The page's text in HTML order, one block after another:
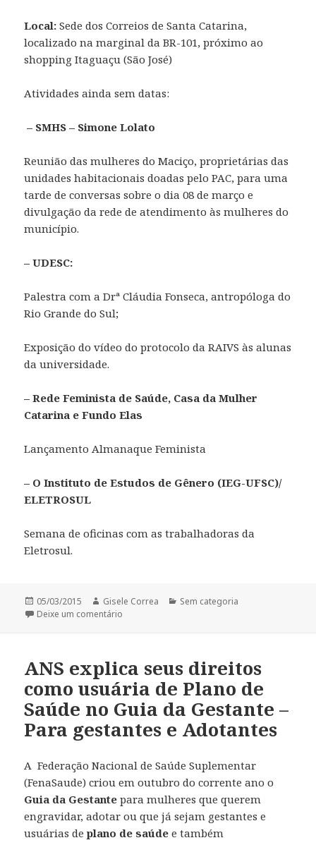
Local:Sede dos Correios de Santa Catarina,
localizado na marginal da BR-101, próximo ao
shopping Itaguaçu (São José)
Atividades ainda sem datas:
– SMHS – Simone Lolato
Reunião das mulheres do Maciço, proprietárias das
unidades habitacionais doadas pelo PAC, para uma
tarde de conversas sobre o dia 08 de março e
divulgação da rede de atendimento às mulheres do
município.
– UDESC:
Palestra com a Drª Cláudia Fonseca, antropóloga do
Rio Grande do Sul;
Exposição do vídeo do protocolo da RAIVS às alunas
da universidade.
– Rede Feminista de Saúde, Casa da Mulher
Catarina e Fundo Elas
Lançamento Almanaque Feminista
– O Instituto de Estudos de Gênero (IEG-UFSC)/
ELETROSUL
Semana de oficinas com as trabalhadoras da
Eletrosul.
Publicado
em
05/03/2015 Autor
Gisele Correa Categorias
Sem categoria
Deixe um comentário
ANS explica seus direitos
como usuária de Plano de
Saúde no Guia da Gestante –
Para gestantes e Adotantes
A Federação Nacional de Saúde Suplementar
(FenaSaude) criou em outubro do corrente ano o
Guia da Gestantepara mulheres que querem
engravidar, adotar ou que já sejam gestantes e
usuárias deplano de saúdee também